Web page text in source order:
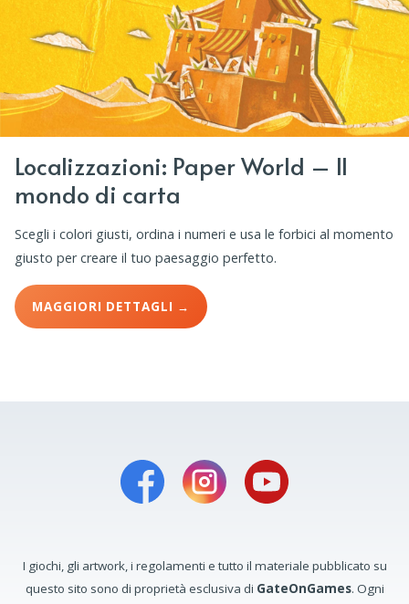
Localizzazioni: Paper World – Il
mondo di carta
Scegli i colori giusti, ordina i numeri e usa le forbici al momento
giusto per creare il tuo paesaggio perfetto.
MAGGIORI DETTAGLI →
I giochi, gli artwork, i regolamenti e tutto il materiale pubblicato su
questo sito sono di proprietà esclusiva di GateOnGames. Ogni